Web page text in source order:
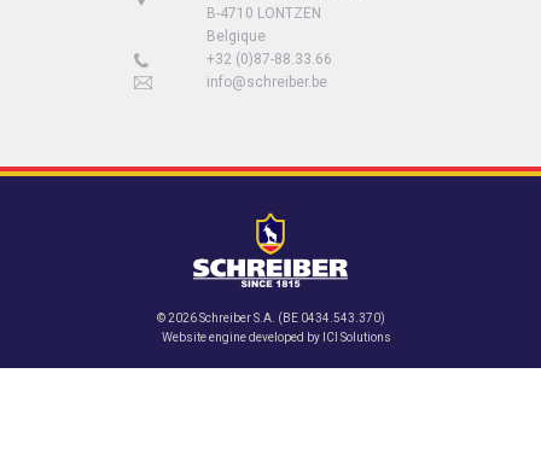
B-4710 LONTZEN
Belgique
+32 (0)87-88.33.66
info@schreiber.be
© 2026 Schreiber S.A. (BE 0434.543.370)
Website engine developed by ICI Solutions